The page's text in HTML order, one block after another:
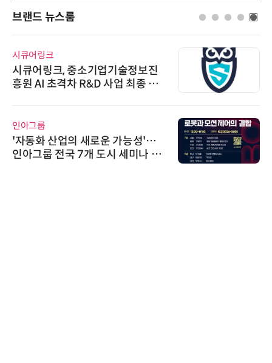
브랜드 뉴스룸
시큐어링크
시큐어링크, 중소기업기술정보진
흥원 AI 초격차 R&D 사업 최종 선
인아그룹
'자동화 산업의 새로운 가능성'…
인아그룹 전국 7개 도시 세미나 페